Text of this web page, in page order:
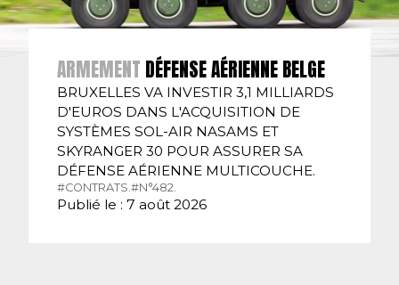
ARMEMENT DÉFENSE AÉRIENNE BELGE
BRUXELLES VA INVESTIR 3,1 MILLIARDS
D'EUROS DANS L'ACQUISITION DE
SYSTÈMES SOL-AIR NASAMS ET
SKYRANGER 30 POUR ASSURER SA
DÉFENSE AÉRIENNE MULTICOUCHE.
#CONTRATS.#N°482.
Publié le : 7 août 2026